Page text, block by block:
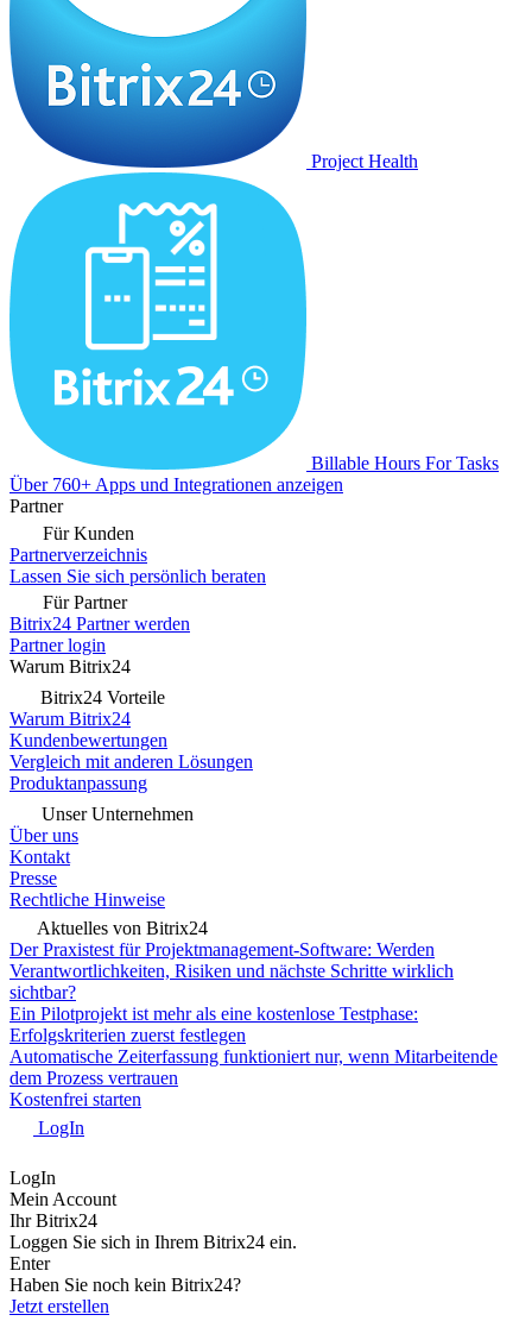
Project Health
Billable Hours For Tasks
Über 760+ Apps und Integrationen anzeigen
Partner
Für Kunden
Partnerverzeichnis
Lassen Sie sich persönlich beraten
Für Partner
Bitrix24 Partner werden
Partner login
Warum Bitrix24
Bitrix24 Vorteile
Warum Bitrix24
Kundenbewertungen
Vergleich mit anderen Lösungen
Produktanpassung
Unser Unternehmen
Über uns
Kontakt
Presse
Rechtliche Hinweise
Aktuelles von Bitrix24
Der Praxistest für Projektmanagement-Software: Werden
Verantwortlichkeiten, Risiken und nächste Schritte wirklich
sichtbar?
Ein Pilotprojekt ist mehr als eine kostenlose Testphase:
Erfolgskriterien zuerst festlegen
Automatische Zeiterfassung funktioniert nur, wenn Mitarbeitende
dem Prozess vertrauen
Kostenfrei starten
LogIn
LogIn
Mein Account
Ihr Bitrix24
Loggen Sie sich in Ihrem Bitrix24 ein.
Enter
Haben Sie noch kein Bitrix24?
Jetzt erstellen